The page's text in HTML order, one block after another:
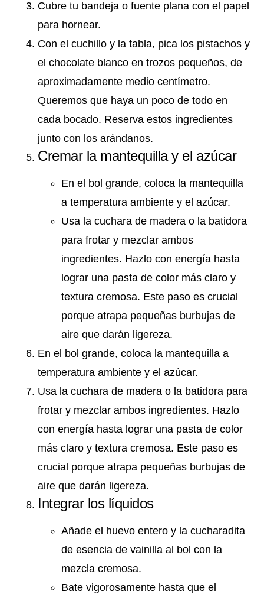
Cubre tu bandeja o fuente plana con el papel
para hornear.
Con el cuchillo y la tabla, pica los pistachos y
el chocolate blanco en trozos pequeños, de
aproximadamente medio centímetro.
Queremos que haya un poco de todo en
cada bocado. Reserva estos ingredientes
junto con los arándanos.
Cremar la mantequilla y el azúcar
En el bol grande, coloca la mantequilla
a temperatura ambiente y el azúcar.
Usa la cuchara de madera o la batidora
para frotar y mezclar ambos
ingredientes. Hazlo con energía hasta
lograr una pasta de color más claro y
textura cremosa. Este paso es crucial
porque atrapa pequeñas burbujas de
aire que darán ligereza.
En el bol grande, coloca la mantequilla a
temperatura ambiente y el azúcar.
Usa la cuchara de madera o la batidora para
frotar y mezclar ambos ingredientes. Hazlo
con energía hasta lograr una pasta de color
más claro y textura cremosa. Este paso es
crucial porque atrapa pequeñas burbujas de
aire que darán ligereza.
Integrar los líquidos
Añade el huevo entero y la cucharadita
de esencia de vainilla al bol con la
mezcla cremosa.
Bate vigorosamente hasta que el